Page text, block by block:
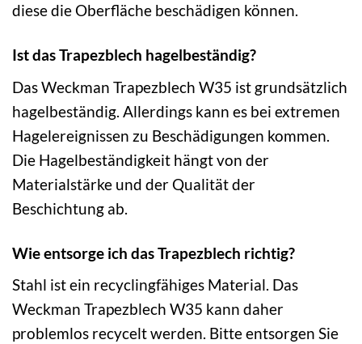
diese die Oberfläche beschädigen können.
Ist das Trapezblech hagelbeständig?
Das Weckman Trapezblech W35 ist grundsätzlich
hagelbeständig. Allerdings kann es bei extremen
Hagelereignissen zu Beschädigungen kommen.
Die Hagelbeständigkeit hängt von der
Materialstärke und der Qualität der
Beschichtung ab.
Wie entsorge ich das Trapezblech richtig?
Stahl ist ein recyclingfähiges Material. Das
Weckman Trapezblech W35 kann daher
problemlos recycelt werden. Bitte entsorgen Sie